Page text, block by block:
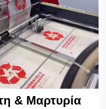
& Μαρτυρία